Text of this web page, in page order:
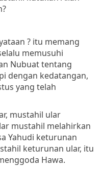
? itu memang
memusuhi
Nubuat tentang
dengan kedatangan,
yang telah
mustahil ular
mustahil melahirkan
Yahudi keturunan
keturunan ular, itu
Hawa.